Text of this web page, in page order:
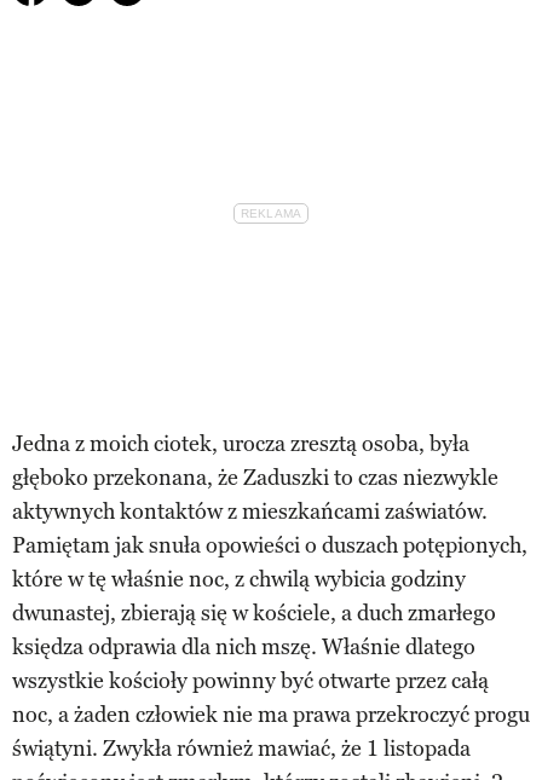
Jedna z moich ciotek, urocza zresztą osoba, była
głęboko przekonana, że Zaduszki to czas niezwykle
aktywnych kontaktów z mieszkańcami zaświatów.
Pamiętam jak snuła opowieści o duszach potępionych,
które w tę właśnie noc, z chwilą wybicia godziny
dwunastej, zbierają się w kościele, a duch zmarłego
księdza odprawia dla nich mszę. Właśnie dlatego
wszystkie kościoły powinny być otwarte przez całą
noc, a żaden człowiek nie ma prawa przekroczyć progu
świątyni. Zwykła również mawiać, że 1 listopada